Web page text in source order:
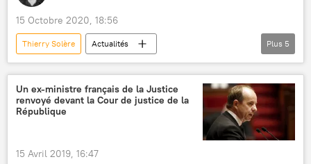
15 Octobre 2020, 18:56
Thierry Solère
Actualités
Eric Dupond-Moretti
justice
Richard Ferrand
immunité parlementaire
France
Plus 5
Un ex-ministre français de la Justice
renvoyé devant la Cour de justice de la
République
15 Avril 2019, 16:47